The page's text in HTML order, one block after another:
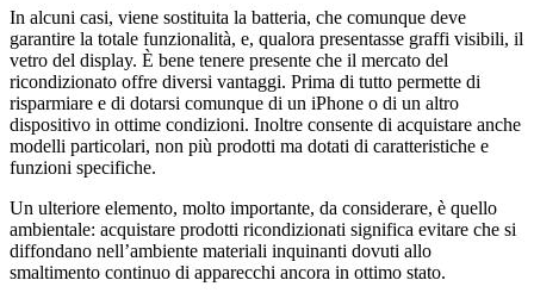
In alcuni casi, viene sostituita la batteria, che comunque deve
garantire la totale funzionalità, e, qualora presentasse graffi visibili, il
vetro del display. È bene tenere presente che il mercato del
ricondizionato offre diversi vantaggi. Prima di tutto permette di
risparmiare e di dotarsi comunque di un iPhone o di un altro
dispositivo in ottime condizioni. Inoltre consente di acquistare anche
modelli particolari, non più prodotti ma dotati di caratteristiche e
funzioni specifiche.
Un ulteriore elemento, molto importante, da considerare, è quello
ambientale: acquistare prodotti ricondizionati significa evitare che si
diffondano nell’ambiente materiali inquinanti dovuti allo
smaltimento continuo di apparecchi ancora in ottimo stato.